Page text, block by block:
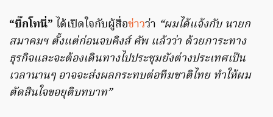
“บิ๊กโทนี่” ได้เปิดใจกับผู้สื่อข่าวว่า “ผมได้แจ้งกับ นายก
สมาคมฯ ตั้งแต่ก่อนจบคิงส์ คัพ แล้วว่า ด้วยภาระทาง
ธุรกิจและจะต้องเดินทางไปประชุมยังต่างประเทศเป็น
เวลานานๆ อาจจะส่งผลกระทบต่อทีมชาติไทย ทำให้ผม
ตัดสินใจขอยุติบทบาท”